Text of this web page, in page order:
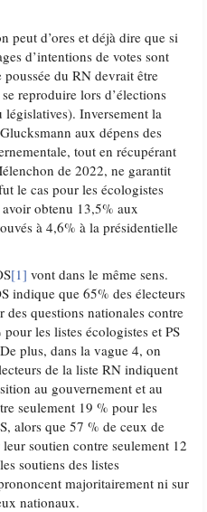
peut d’ores et déjà dire que si
d’intentions de votes sont
du RN devrait être
reproduire lors d’élections
Inversement la
aux dépens des
tout en récupérant
de 2022, ne garantit
le cas pour les écologistes
obtenu 13,5% aux
à 4,6% à la présidentielle
[1] vont dans le même sens.
indique que 65% des électeurs
questions nationales contre
les listes écologistes et PS
plus, dans la vague 4, on
de la liste RN indiquent
au gouvernement et au
seulement 19 % pour les
alors que 57 % de ceux de
soutien contre seulement 12
soutiens des listes
majoritairement ni sur
nationaux.